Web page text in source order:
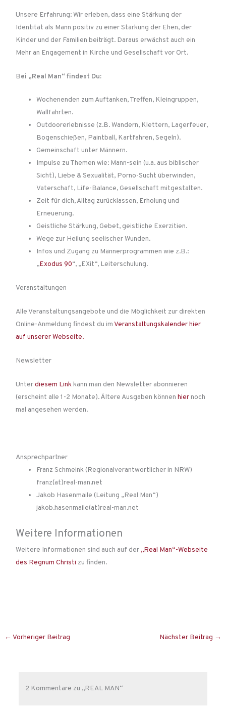
Unsere Erfahrung: Wir erleben, dass eine Stärkung der
Identität als Mann positiv zu einer Stärkung der Ehen, der
Kinder und der Familien beiträgt. Daraus erwächst auch ein
Mehr an Engagement in Kirche und Gesellschaft vor Ort.
Bei „Real Man“ findest Du:
Wochenenden zum Auftanken, Treffen, Kleingruppen,
Wallfahrten.
Outdoorerlebnisse (z.B. Wandern, Klettern, Lagerfeuer,
Bogenschießen, Paintball, Kartfahren, Segeln).
Gemeinschaft unter Männern.
Impulse zu Themen wie: Mann-sein (u.a. aus biblischer
Sicht), Liebe & Sexualität, Porno-Sucht überwinden,
Vaterschaft, Life-Balance, Gesellschaft mitgestalten.
Zeit für dich, Alltag zurücklassen, Erholung und
Erneuerung.
Geistliche Stärkung, Gebet, geistliche Exerzitien.
Wege zur Heilung seelischer Wunden.
Infos und Zugang zu Männerprogrammen wie z.B.:
„Exodus 90“, „EXit“, Leiterschulung.
Veranstaltungen
Alle Veranstaltungsangebote und die Möglichkeit zur direkten
Online-Anmeldung findest du imVeranstaltungskalender hier
auf unserer Webseite.
Newsletter
Unterdiesem Linkkann man den Newsletter abonnieren
(erscheint alle 1-2 Monate). Ältere Ausgaben könnenhiernoch
mal angesehen werden.
Ansprechpartner
Franz Schmeink (Regionalverantwortlicher in NRW)
franz(at)real-man.net
Jakob Hasenmaile (Leitung „Real Man“)
jakob.hasenmaile(at)real-man.net
Weitere Informationen
Weitere Informationen sind auch auf der „Real Man“-Webseite
des Regnum Christi zu finden.
← Vorheriger Beitrag Nächster Beitrag →
2 Kommentare zu „REAL MAN“